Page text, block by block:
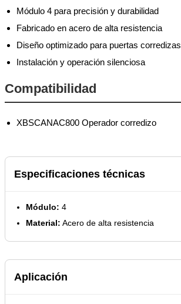
Módulo 4 para precisión y durabilidad
Fabricado en acero de alta resistencia
Diseño optimizado para puertas corredizas
Instalación y operación silenciosa
Compatibilidad
XBSCANAC800 Operador corredizo
Especificaciones técnicas
Módulo: 4
Material: Acero de alta resistencia
Aplicación